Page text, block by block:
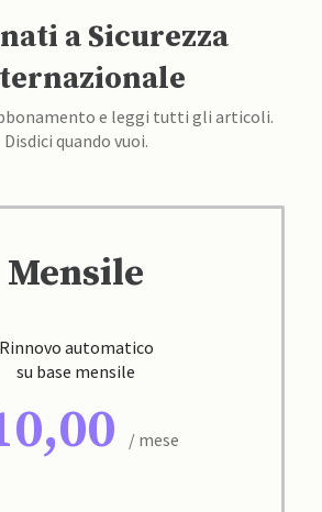
a Sicurezza
e leggi tutti gli articoli.
Disdici quando vuoi.
Mensile
Rinnovo automatico
su base mensile
/ mese